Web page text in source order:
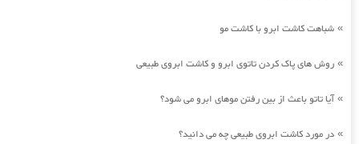
» شباهت کاشت ابرو با کاشت مو
» روش های پاک کردن تاتوی ابرو و کاشت ابروی طبیعی
»آیا تاتو باعث از بین رفتن موهای ابرو می شود؟
» در مورد کاشت ابروی طبیعی چه می دانید؟